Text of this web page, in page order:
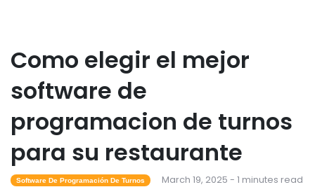
Como elegir el mejor
software de
programacion de turnos
para su restaurante
Software De Programación De Turnos March 19, 2025 - 1 minutes read